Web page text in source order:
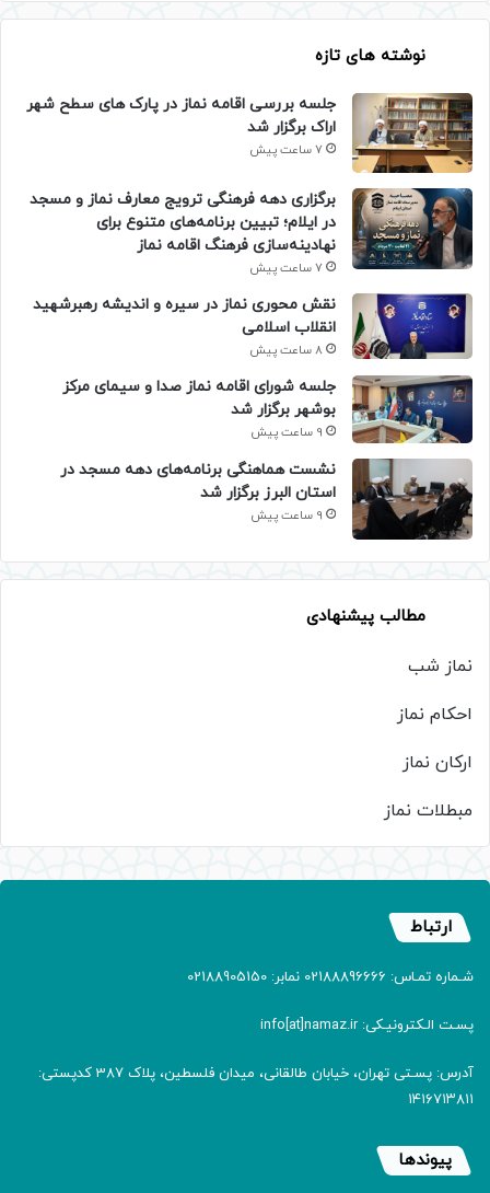
نوشته های تازه
جلسه بررسی اقامه نماز در پارک های سطح شهر
اراک برگزار شد
7 ساعت پیش
برگزاری دهه فرهنگی ترویج معارف نماز و مسجد
در ایلام؛ تبیین برنامه‌های متنوع برای
نهادینه‌سازی فرهنگ اقامه نماز
7 ساعت پیش
نقش محوری نماز در سیره و اندیشه رهبرشهید
انقلاب اسلامی
8 ساعت پیش
جلسه شورای اقامه نماز صدا و سیمای مرکز
بوشهر برگزار شد
9 ساعت پیش
نشست هماهنگی برنامه‌های دهه مسجد در
استان البرز برگزار شد
9 ساعت پیش
مطالب پیشنهادی
نماز شب
احکام نماز
ارکان نماز
مبطلات نماز
ارتباط
شـماره تمـاس: 02188896666 نمابر: 02188905150
پسـت الـکترونیـکی: info[at]namaz.ir
آدرس: پسـتی تهران، خیابان طالقانی، میدان فلسطین، پلاک 387 کدپستی:
۱۴۱۶۷۱۳۸۱۱
پیوندها